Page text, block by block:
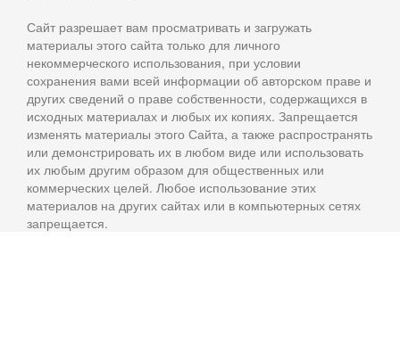
Сайт разрешает вам просматривать и загружать
материалы этого сайта только для личного
некоммерческого использования, при условии
сохранения вами всей информации об авторском праве и
других сведений о праве собственности, содержащихся в
исходных материалах и любых их копиях. Запрещается
изменять материалы этого Сайта, а также распространять
или демонстрировать их в любом виде или использовать
их любым другим образом для общественных или
коммерческих целей. Любое использование этих
материалов на других сайтах или в компьютерных сетях
запрещается.